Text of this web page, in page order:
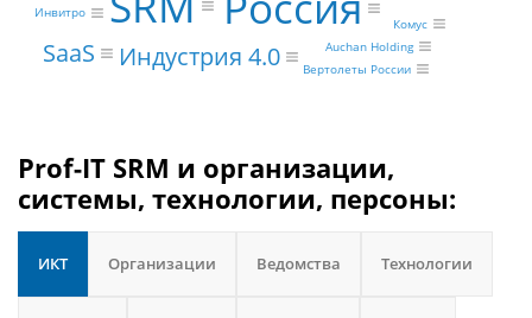
SaaS Индустрия 4.0 Auchan Holding
Вертолеты России
Инвитро
Комус
Prof-IT SRM и организации,
системы, технологии, персоны:
ИКТ Организации Ведомства Технологии